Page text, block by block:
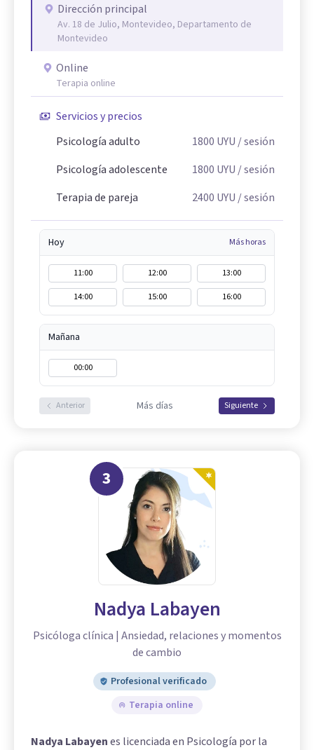
Dirección principal
Av. 18 de Julio, Montevideo, Departamento de
Montevideo
Online
Terapia online
Servicios y precios
Psicología adulto
1800 UYU / sesión
Psicología adolescente
1800 UYU / sesión
Terapia de pareja
2400 UYU / sesión
Hoy Más horas
11:00 12:00
13:00
14:00
15:00 16:00
Mañana
00:00
Anterior Más días Siguiente
3
Nadya Labayen
Psicóloga clínica | Ansiedad, relaciones y momentos
de cambio
Profesional verificado
Terapia online
Nadya Labayenes licenciada en Psicología por la